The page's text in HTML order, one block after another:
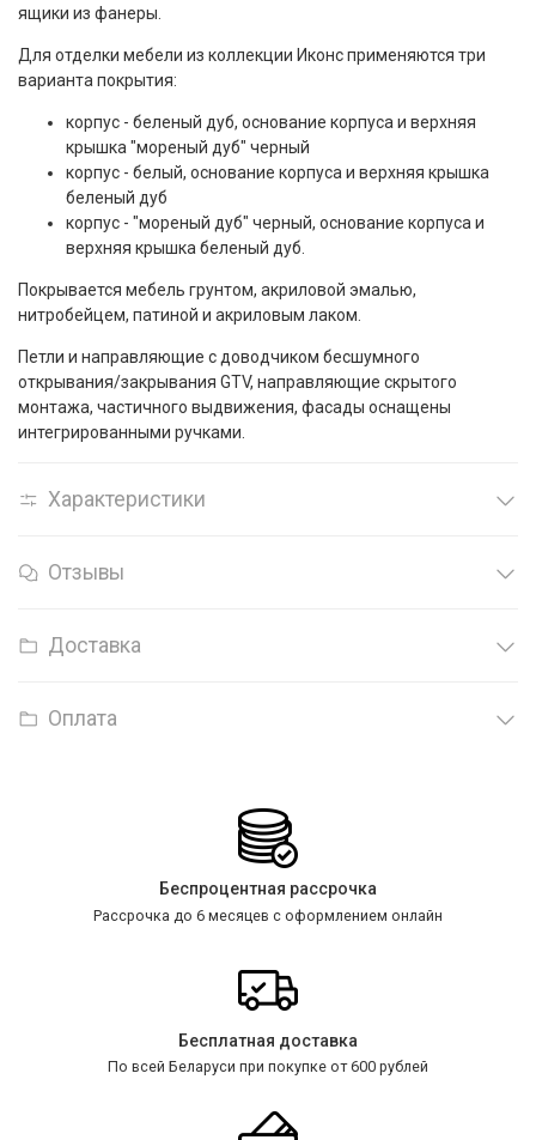
ящики из фанеры.
Для отделки мебели из коллекции Иконс применяются три
варианта покрытия:
корпус - беленый дуб, основание корпуса и верхняя
крышка "мореный дуб" черный
корпус - белый, основание корпуса и верхняя крышка
беленый дуб
корпус - "мореный дуб" черный, основание корпуса и
верхняя крышка беленый дуб.
Покрывается мебель грунтом, акриловой эмалью,
нитробейцем, патиной и акриловым лаком.
Петли и направляющие с доводчиком бесшумного
открывания/закрывания GTV, направляющие скрытого
монтажа, частичного выдвижения, фасады оснащены
интегрированными ручками.
Характеристики
Отзывы
Доставка
Оплата
Беспроцентная рассрочка
Рассрочка до 6 месяцев с оформлением онлайн
Бесплатная доставка
По всей Беларуси при покупке от 600 рублей